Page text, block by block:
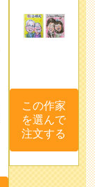
この作家
を選んで
注文する